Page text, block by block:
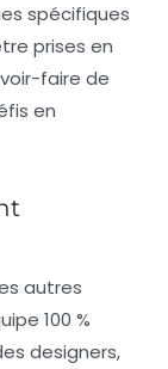
spécifiques
prises en
faire de
en
autres
100 %
designers,